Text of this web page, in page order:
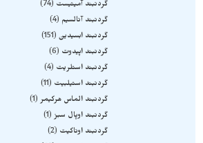
گردنبند آمیتیست
74
گردنبند آنالسیم
4
گردنبند ابسیدین 151
گردنبند اپیدوت
6
گردنبند استلریت
4
گردنبند استیلبیت
11
گردنبند الماس هرکیمر 1
گردنبند اوپال سبز 1
گردنبند اوناکیت
2